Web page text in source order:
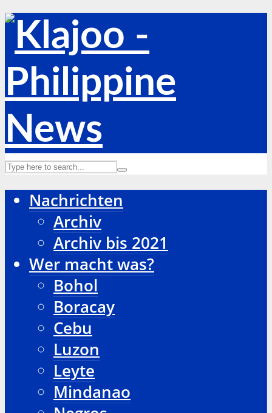
Nachrichten
Archiv
Archiv bis 2021
Wer macht was?
Bohol
Boracay
Cebu
Luzon
Leyte
Mindanao